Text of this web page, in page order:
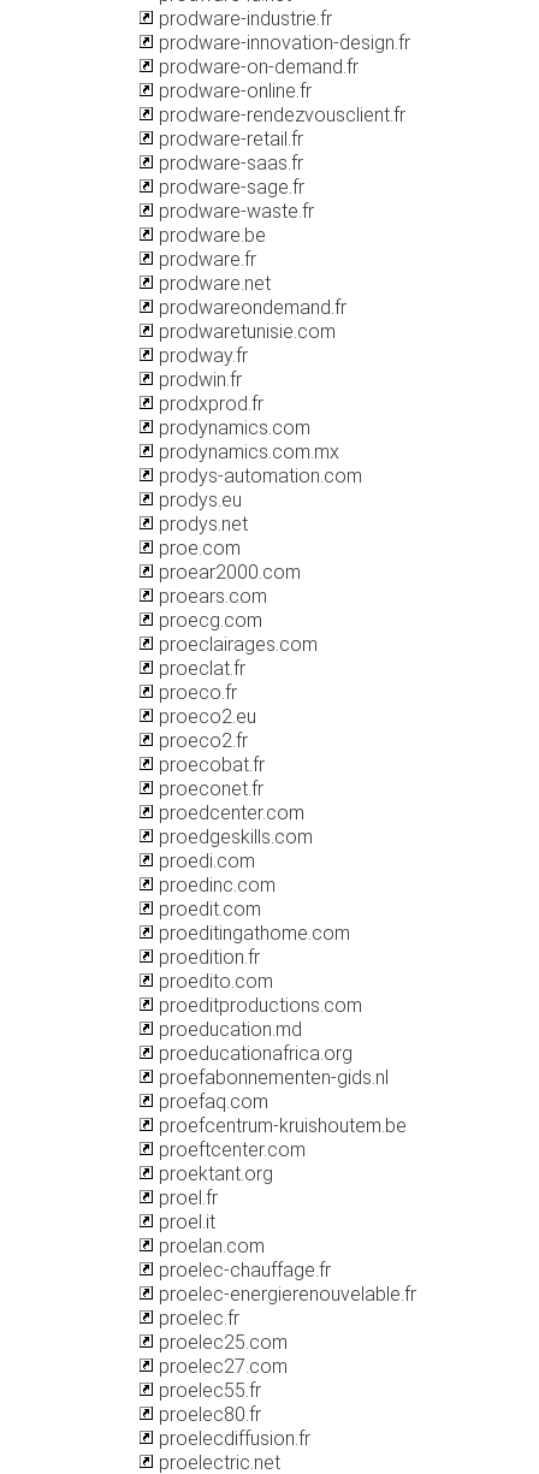
prodware-industrie.fr
prodware-innovation-design.fr
prodware-on-demand.fr
prodware-online.fr
prodware-rendezvousclient.fr
prodware-retail.fr
prodware-saas.fr
prodware-sage.fr
prodware-waste.fr
prodware.be
prodware.fr
prodware.net
prodwareondemand.fr
prodwaretunisie.com
prodway.fr
prodwin.fr
prodxprod.fr
prodynamics.com
prodynamics.com.mx
prodys-automation.com
prodys.eu
prodys.net
proe.com
proear2000.com
proears.com
proecg.com
proeclairages.com
proeclat.fr
proeco.fr
proeco2.eu
proeco2.fr
proecobat.fr
proeconet.fr
proedcenter.com
proedgeskills.com
proedi.com
proedinc.com
proedit.com
proeditingathome.com
proedition.fr
proedito.com
proeditproductions.com
proeducation.md
proeducationafrica.org
proefabonnementen-gids.nl
proefaq.com
proefcentrum-kruishoutem.be
proeftcenter.com
proektant.org
proel.fr
proel.it
proelan.com
proelec-chauffage.fr
proelec-energierenouvelable.fr
proelec.fr
proelec25.com
proelec27.com
proelec55.fr
proelec80.fr
proelecdiffusion.fr
proelectric.net